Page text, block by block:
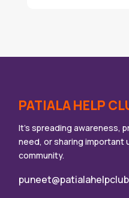
PATIALA HELP
It’s spreading awareness,
need, or sharing important
community.